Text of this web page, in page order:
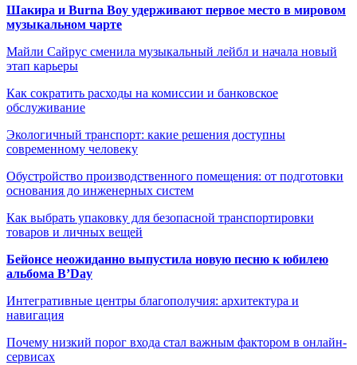
Шакира и Burna Boy удерживают первое место в мировом
музыкальном чарте
Майли Сайрус сменила музыкальный лейбл и начала новый
этап карьеры
Как сократить расходы на комиссии и банковское
обслуживание
Экологичный транспорт: какие решения доступны
современному человеку
Обустройство производственного помещения: от подготовки
основания до инженерных систем
Как выбрать упаковку для безопасной транспортировки
товаров и личных вещей
Бейонсе неожиданно выпустила новую песню к юбилею
альбома B’Day
Интегративные центры благополучия: архитектура и
навигация
Почему низкий порог входа стал важным фактором в онлайн-
сервисах